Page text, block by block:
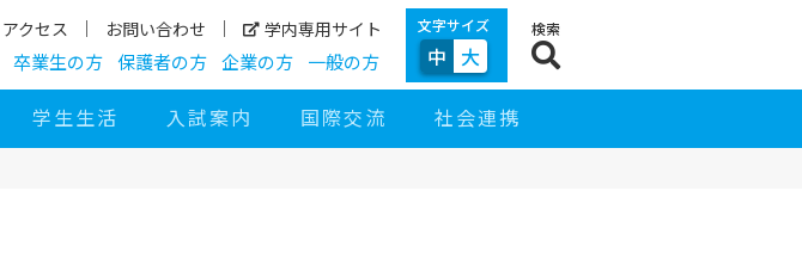
アクセス お問い合わせ 学内専用サイト
卒業生の方 保護者の方 企業の方 一般の方
文字サイズ
中 大
検索
学生生活 入試案内 国際交流 社会連携